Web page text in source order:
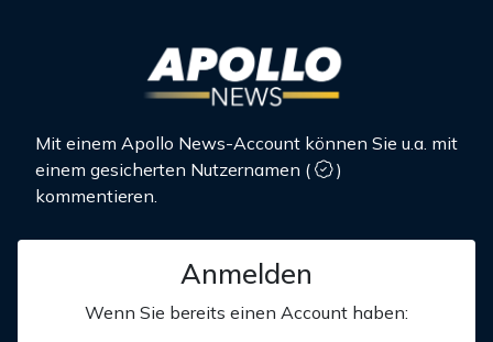
Mit einem Apollo News-Account können Sie u.a. mit
einem gesicherten Nutzernamen (
)
kommentieren.
Anmelden
Wenn Sie bereits einen Account haben: